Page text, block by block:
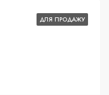
ДЛЯ ПРОДАЖУ